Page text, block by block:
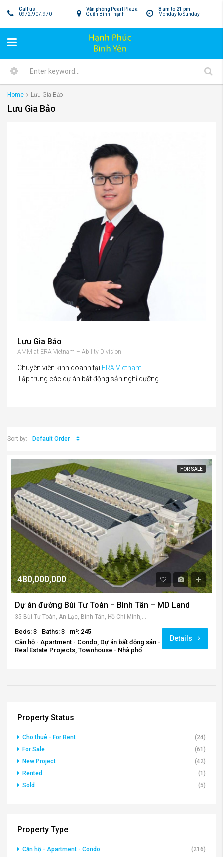
8 am to 21 pm
Monday to Sunday
Văn phòng Pearl Plaza
Quận Bình Thạnh
Call us
0972.907.970
Home Lưu Gia Bảo
Lưu Gia Bảo
Lưu Gia Bảo
AMM at ERA Vietnam – Ability Division
Chuyên viên kinh doanh tại ERA Vietnam
Tập trung các dự án bất động sản nghỉ dưỡng.
Sort by: Default Order
FOR SALE
480,000,000
Dự án đường Bùi Tư Toàn – Bình Tân – MD Land
35 Bùi Tư Toàn, An Lạc, Bình Tân, Hồ Chí Minh, Vietnam
Beds: 3 Baths: 3
m²: 245
Căn hộ - Apartment - Condo, Dự án bất động sản -
Real Estate Projects, Townhouse - Nhà phố
Details
Property Status
Cho thuê - For Rent
(24)
For Sale
(61)
New Project
(42)
Rented
(1)
Sold
(5)
Property Type
Căn hộ - Apartment - Condo
(216)